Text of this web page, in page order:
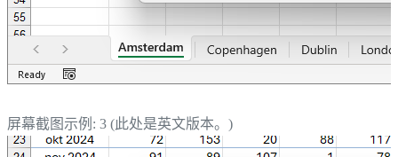
屏幕截图示例: 3 (此处是英文版本。)